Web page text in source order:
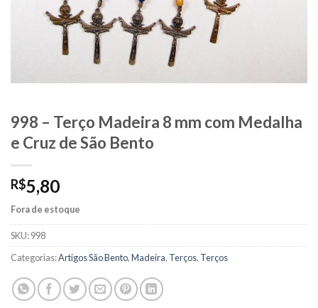
998 – Terço Madeira 8 mm com Medalha
e Cruz de São Bento
R$5,80
Fora de estoque
SKU:998
Categorias:Artigos São Bento,Madeira, Terços, Terços